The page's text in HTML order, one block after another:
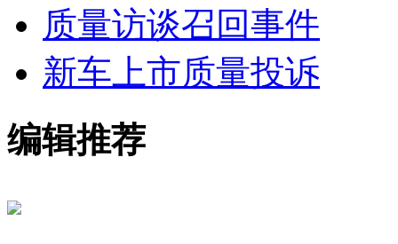
质量访谈召回事件
新车上市质量投诉
编辑推荐